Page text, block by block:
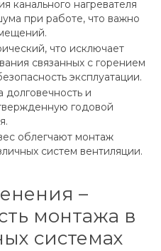
канального нагревателя
при работе, что важно
что исключает
связанных с горением
эксплуатации.
долговечность и
годовой
облегчают монтаж
систем вентиляции.
–
монтажа в
системах